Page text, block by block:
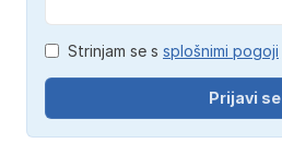
Strinjam se s splošnimi pogoji
Prijavi se